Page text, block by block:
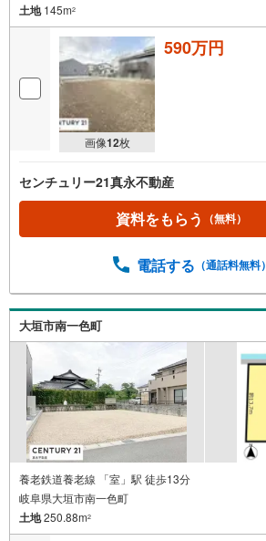
土地145m2
画像12枚
590万円
センチュリー21真永不動産
資料をもらう （無料）
電話する （通話料無料）
大垣市南一色町
養老鉄道養老線 「室」駅 徒歩13分
岐阜県大垣市南一色町
土地250.88m2